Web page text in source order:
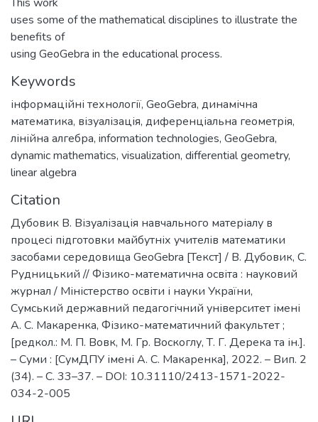
uses some of the mathematical disciplines to illustrate the
benefits of
using GeoGebra in the educational process.
Keywords
інформаційні технології, GeoGebra, динамічна
математика, візуалізація, диференціальна геометрія,
лінійна алгебра, information technologies, GeoGebra,
dynamic mathematics, visualization, differential geometry,
linear algebra
Citation
Дубовик В. Візуалізація навчального матеріалу в
процесі підготовки майбутніх учителів математики
засобами середовища GeoGebra [Текст] / В. Дубовик, С.
Рудницький // Фізико-математична освіта : науковий
журнал / Міністерство освіти і науки України,
Сумський державний педагогічний університет імені
А. С. Макаренка, Фізико-математичний факультет ;
[редкол.: М. П. Вовк, М. Гр. Воскоглу, Т. Г. Дерека та ін.].
– Суми : [СумДПУ імені А. С. Макаренка], 2022. – Вип. 2
(34). – С. 33–37. – DOI: 10.31110/2413-1571-2022-
034-2-005